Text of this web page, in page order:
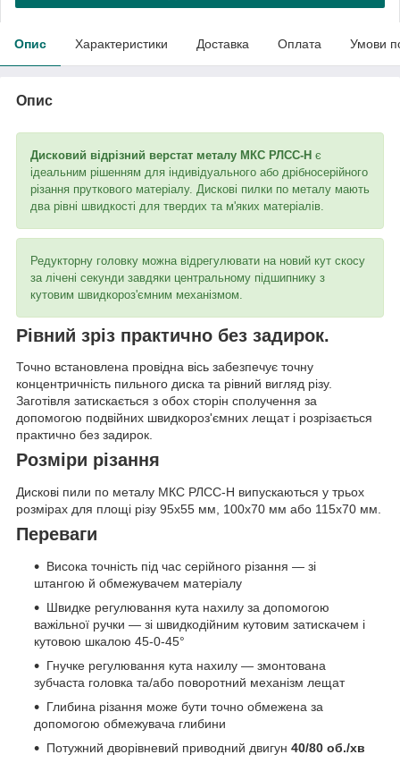
Опис Характеристики Доставка Оплата Умови
Опис
Дисковий відрізний верстат металу МКС РЛСС-Н є
ідеальним рішенням для індивідуального або дрібносерійного
різання пруткового матеріалу. Дискові пилки по металу мають
два рівні швидкості для твердих та м'яких матеріалів.
Редукторну головку можна відрегулювати на новий кут скосу
за лічені секунди завдяки центральному підшипнику з
кутовим швидкороз'ємним механізмом.
Рівний зріз практично без задирок.
Точно встановлена провідна вісь забезпечує точну
концентричність пильного диска та рівний вигляд різу.
Заготівля затискається з обох сторін сполучення за
допомогою подвійних швидкороз'ємних лещат і розрізається
практично без задирок.
Розміри різання
Дискові пили по металу МКС РЛСС-Н випускаються у трьох
розмірах для площі різу 95х55 мм, 100х70 мм або 115х70 мм.
Переваги
Висока точність під час серійного різання — зі
штангою й обмежувачем матеріалу
Швидке регулювання кута нахилу за допомогою
важільної ручки — зі швидкодійним кутовим затискачем і
кутовою шкалою 45-0-45°
Гнучке регулювання кута нахилу — змонтована
зубчаста головка та/або поворотний механізм лещат
Глибина різання може бути точно обмежена за
допомогою обмежувача глибини
Потужний дворівневий приводний двигун 40/80 об./хв